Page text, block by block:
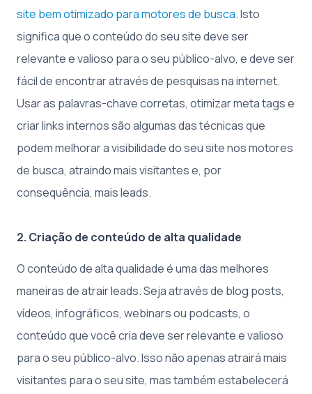
site bem otimizado para motores de busca. Isto
significa que o conteúdo do seu site deve ser
relevante e valioso para o seu público-alvo, e deve ser
fácil de encontrar através de pesquisas na internet.
Usar as palavras-chave corretas, otimizar meta tags e
criar links internos são algumas das técnicas que
podem melhorar a visibilidade do seu site nos motores
de busca, atraindo mais visitantes e, por
consequência, mais leads.
2. Criação de conteúdo de alta qualidade
O conteúdo de alta qualidade é uma das melhores
maneiras de atrair leads. Seja através de blog posts,
vídeos, infográficos, webinars ou podcasts, o
conteúdo que você cria deve ser relevante e valioso
para o seu público-alvo. Isso não apenas atrairá mais
visitantes para o seu site, mas também estabelecerá